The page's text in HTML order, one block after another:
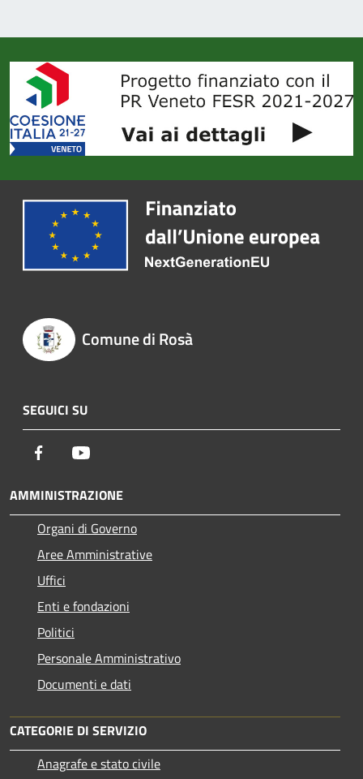
Comune di Rosà
SEGUICI SU
Facebook
AMMINISTRAZIONE
Organi di Governo
Aree Amministrative
Uffici
Enti e fondazioni
Politici
Personale Amministrativo
Documenti e dati
CATEGORIE DI SERVIZIO
Anagrafe e stato civile